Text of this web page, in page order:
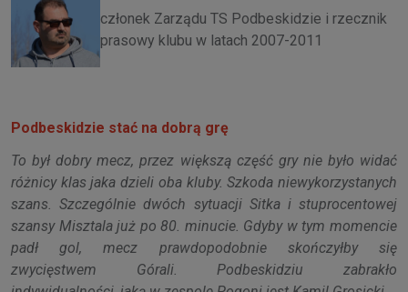
członek Zarządu TS Podbeskidzie i rzecznik
prasowy klubu w latach 2007-2011
Podbeskidzie stać na dobrą grę
To był dobry mecz, przez większą część gry nie było widać
różnicy klas jaka dzieli oba kluby. Szkoda niewykorzystanych
szans. Szczególnie dwóch sytuacji Sitka i stuprocentowej
szansy Misztala już po 80. minucie. Gdyby w tym momencie
padł gol, mecz prawdopodobnie skończyłby się
zwycięstwem Górali. Podbeskidziu zabrakło